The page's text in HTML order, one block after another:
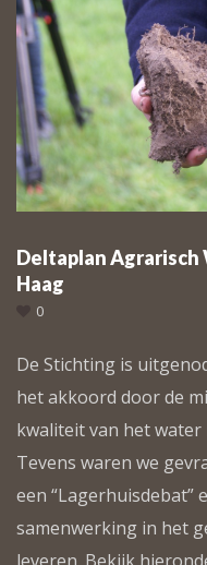
Deltaplan Agrarisch
Haag
0
De Stichting is
het akkoord door de
kwaliteit van het
Tevens waren we
een “Lagerhuisdebat”
samenwerking in het